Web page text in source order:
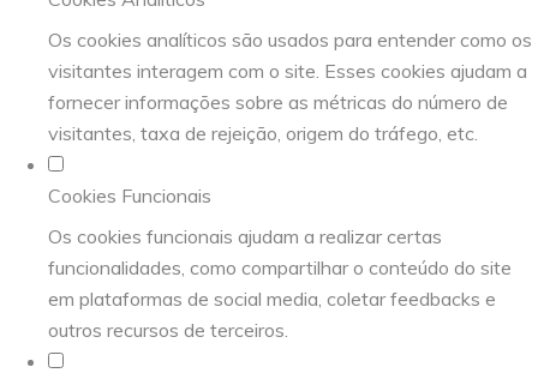
Os cookies analíticos são usados para entender como os
visitantes interagem com o site. Esses cookies ajudam a
fornecer informações sobre as métricas do número de
visitantes, taxa de rejeição, origem do tráfego, etc.
Cookies Funcionais
Os cookies funcionais ajudam a realizar certas
funcionalidades, como compartilhar o conteúdo do site
em plataformas de social media, coletar feedbacks e
outros recursos de terceiros.